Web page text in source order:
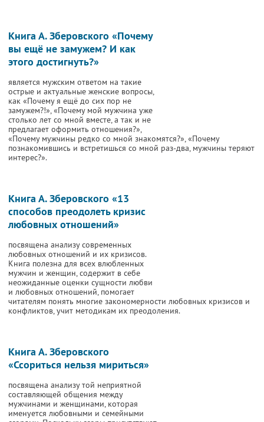
Книга А. Зберовского «Почему
вы ещё не замужем? И как
этого достигнуть?»
является мужским ответом на такие
острые и актуальные женские вопросы,
как «Почему я ещё до сих пор не
замужем?!», «Почему мой мужчина уже
столько лет со мной вместе, а так и не
предлагает оформить отношения?»,
«Почему мужчины редко со мной знакомятся?», «Почему
познакомившись и встретишься со мной раз-два, мужчины теряют
интерес?».
Книга А. Зберовского «13
способов преодолеть кризис
любовных отношений»
посвящена анализу современных
любовных отношений и их кризисов.
Книга полезна для всех влюбленных
мужчин и женщин, содержит в себе
неожиданные оценки сущности любви
и любовных отношений, помогает
читателям понять многие закономерности любовных кризисов и
конфликтов, учит методикам их преодоления.
Книга А. Зберовского
«Ссориться нельзя мириться»
посвящена анализу той неприятной
составляющей общения между
мужчинами и женщинами, которая
именуется любовными и семейными